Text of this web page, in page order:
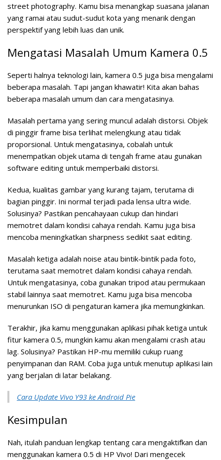
street photography. Kamu bisa menangkap suasana jalanan
yang ramai atau sudut-sudut kota yang menarik dengan
perspektif yang lebih luas dan unik.
Mengatasi Masalah Umum Kamera 0.5
Seperti halnya teknologi lain, kamera 0.5 juga bisa mengalami
beberapa masalah. Tapi jangan khawatir! Kita akan bahas
beberapa masalah umum dan cara mengatasinya.
Masalah pertama yang sering muncul adalah distorsi. Objek
di pinggir frame bisa terlihat melengkung atau tidak
proporsional. Untuk mengatasinya, cobalah untuk
menempatkan objek utama di tengah frame atau gunakan
software editing untuk memperbaiki distorsi.
Kedua, kualitas gambar yang kurang tajam, terutama di
bagian pinggir. Ini normal terjadi pada lensa ultra wide.
Solusinya? Pastikan pencahayaan cukup dan hindari
memotret dalam kondisi cahaya rendah. Kamu juga bisa
mencoba meningkatkan sharpness sedikit saat editing.
Masalah ketiga adalah noise atau bintik-bintik pada foto,
terutama saat memotret dalam kondisi cahaya rendah.
Untuk mengatasinya, coba gunakan tripod atau permukaan
stabil lainnya saat memotret. Kamu juga bisa mencoba
menurunkan ISO di pengaturan kamera jika memungkinkan.
Terakhir, jika kamu menggunakan aplikasi pihak ketiga untuk
fitur kamera 0.5, mungkin kamu akan mengalami crash atau
lag. Solusinya? Pastikan HP-mu memiliki cukup ruang
penyimpanan dan RAM. Coba juga untuk menutup aplikasi lain
yang berjalan di latar belakang.
Cara Update Vivo Y93 ke Android Pie
Kesimpulan
Nah, itulah panduan lengkap tentang cara mengaktifkan dan
menggunakan kamera 0.5 di HP Vivo! Dari mengecek